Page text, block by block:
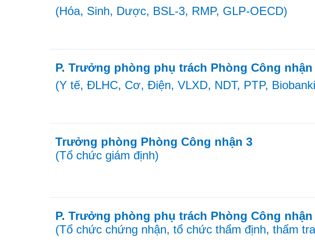
(Hóa, Sinh, Dược, BSL-3, RMP, GLP-OECD)
P. Trưởng phòng phụ trách Phòng Công nhận
(Y tế, ĐLHC, Cơ, Điện, VLXD, NDT, PTP,
Trưởng phòng Phòng Công nhận 3
(Tổ chức giám định)
P. Trưởng phòng phụ trách Phòng Công nhận
(Tổ chức chứng nhận, tổ chức thẩm định, thẩm